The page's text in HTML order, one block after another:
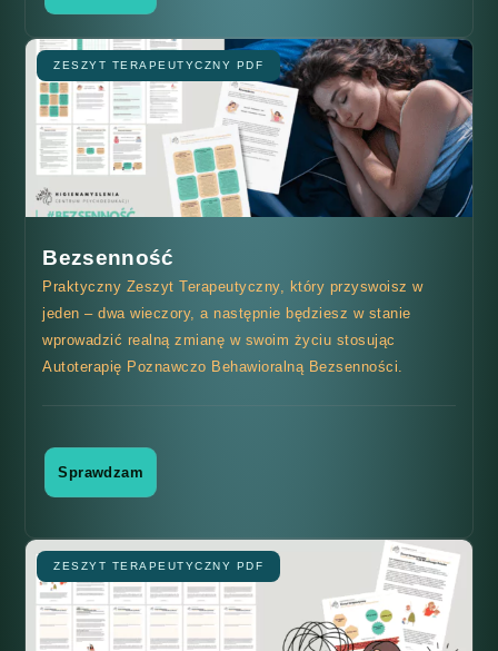
Bezsenność
Praktyczny Zeszyt Terapeutyczny, który przyswoisz w
jeden – dwa wieczory, a następnie będziesz w stanie
wprowadzić realną zmianę w swoim życiu stosując
Autoterapię Poznawczo Behawioralną Bezsenności.
Sprawdzam
ZESZYT TERAPEUTYCZNY PDF
ZESZYT TERAPEUTYCZNY PDF